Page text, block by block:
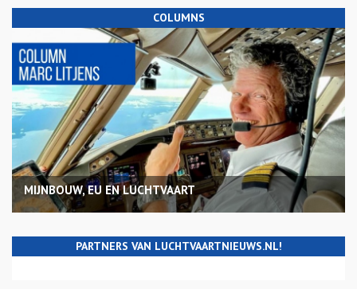
COLUMNS
MIJNBOUW, EU EN LUCHTVAART
PARTNERS VAN LUCHTVAARTNIEUWS.NL!